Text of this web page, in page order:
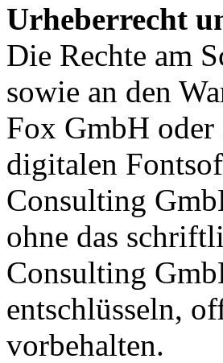
Urheberrecht
Die Rechte am
sowie an den
Fox GmbH oder
digitalen
Consulting
ohne das
Consulting
entschlüsseln,
vorbehalten.